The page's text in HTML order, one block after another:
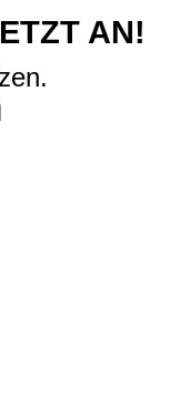
AN!